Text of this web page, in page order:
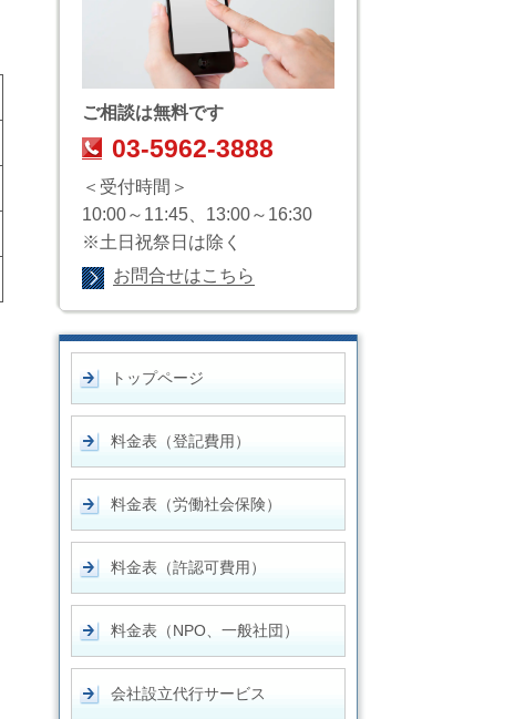
ご相談は無料です
03-5962-3888
＜受付時間＞
10:00～11:45、13:00～16:30
※土日祝祭日は除く
お問合せはこちら
トップページ
料金表（登記費用）
料金表（労働社会保険）
料金表（許認可費用）
料金表（NPO、一般社団）
会社設立代行サービス